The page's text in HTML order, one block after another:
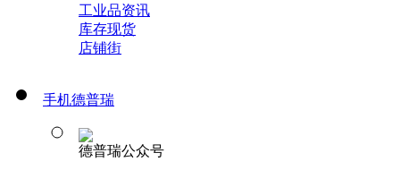
工业品资讯
库存现货
店铺街
手机德普瑞
德普瑞公众号